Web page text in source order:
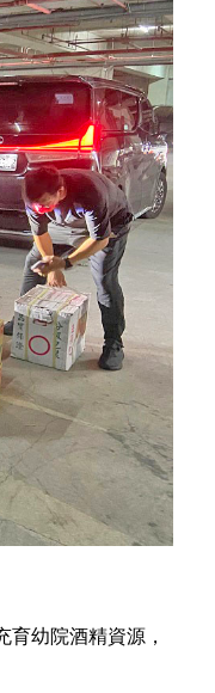
育幼院酒精資源，